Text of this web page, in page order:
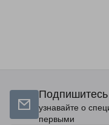
узнавайте о
первыми